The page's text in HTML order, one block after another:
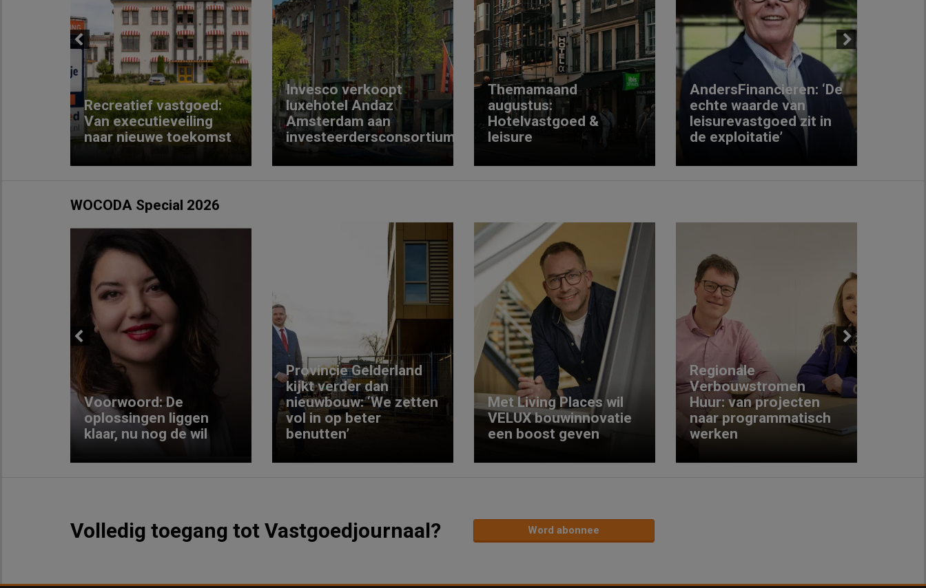
Previous
Recreatief vastgoed:
Van executieveiling
naar nieuwe toekomst
Invesco verkoopt
luxehotel Andaz
Amsterdam aan
investeerdersconsortium
Themamaand
augustus:
Hotelvastgoed &
leisure
AndersFinancieren: ‘De
echte waarde van
leisurevastgoed zit in
de exploitatie’
Next
WOCODA Special 2026
Previous
Voorwoord: De
oplossingen liggen
klaar, nu nog de wil
Provincie Gelderland
kijkt verder dan
nieuwbouw: ‘We zetten
vol in op beter
benutten’
Met Living Places wil
VELUX bouwinnovatie
een boost geven
Regionale
Verbouwstromen
Huur: van projecten
naar programmatisch
werken
Next
Volledig toegang tot Vastgoedjournaal? Word abonnee